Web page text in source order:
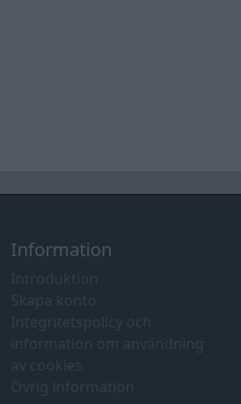
Information